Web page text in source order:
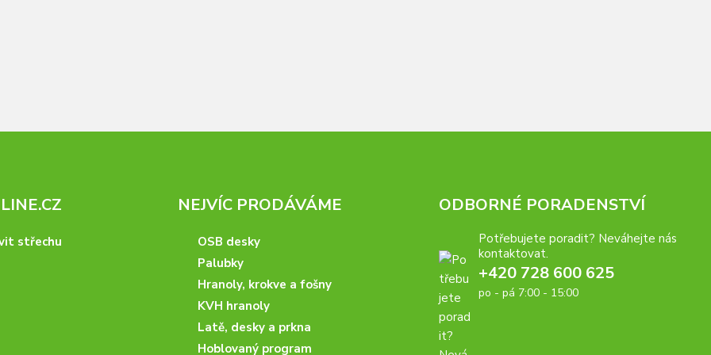
střechu
NEJVÍC PRODÁVÁME
OSB desky
Palubky
Hranoly, krokve a fošny
KVH hranoly
Latě, desky a prkna
Hoblovaný program
ODBORNÉ PORADENSTVÍ
Potřebujete poradit? Neváhejte nás
kontaktovat.
+420 728 600 625
po - pá 7:00 - 15:00